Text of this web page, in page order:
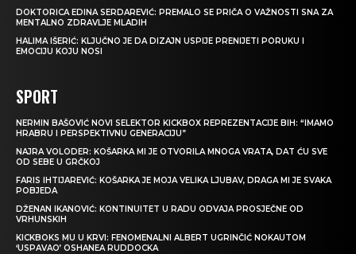
DOKTORICA EDINA SERDAREVIĆ: PREMALO SE PRIČA O VAŽNOSTI SNA ZA
MENTALNO ZDRAVLJE MLADIH
HALIMA IŠERIĆ: KLJUČNO JE DA DIZAJN USPIJE PRENIJETI PORUKU I
EMOCIJU KOJU NOSI
SPORT
NERMIN BAŠOVIĆ NOVI SELEKTOR KICKBOX REPREZENTACIJE BIH: “IMAMO
HRABRU I PERSPEKTIVNU GENERACIJU”
NAJRA VOLODER: KOŠARKA MI JE OTVORILA MNOGA VRATA, DAT ĆU SVE
OD SEBE U GRČKOJ
FARIS IHTIJAREVIĆ: KOŠARKA JE MOJA VELIKA LJUBAV, DRAGA MI JE SVAKA
POBJEDA
DŽENAN IKANOVIĆ: KONTINUITET U RADU ODVAJA PROSJEČNE OD
VRHUNSKIH
KICKBOKS MU U KRVI: FENOMENALNI ALBERT UGRINČIĆ NOKAUTOM
‘USPAVAO’ OSHANEA RUDDOCKA